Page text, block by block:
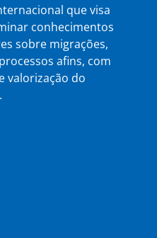
que visa
conhecimentos
sobre migrações,
afins, com
valorização do